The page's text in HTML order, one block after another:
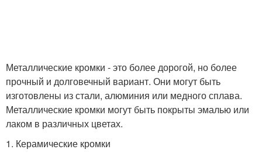
Металлические кромки - это более дорогой, но более
прочный и долговечный вариант. Они могут быть
изготовлены из стали, алюминия или медного сплава.
Металлические кромки могут быть покрыты эмалью или
лаком в различных цветах.
1. Керамические кромки